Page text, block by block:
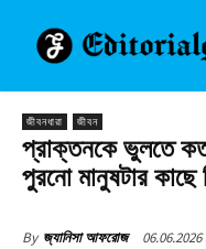
জীবনধারা জীবন
প্রাক্তনকে ভুলতে কত
পুরনো মানুষটার কাছে
By জ্যানিসা আফরোজ 06.06.2026